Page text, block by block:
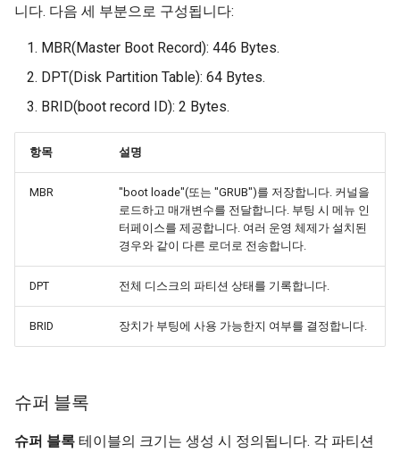
니다. 다음 세 부분으로 구성됩니다:
MBR(Master Boot Record): 446 Bytes.
DPT(Disk Partition Table): 64 Bytes.
BRID(boot record ID): 2 Bytes.
항목 설명
MBR
"boot loade"(또는 "GRUB")를 저장합니다. 커널을
로드하고 매개변수를 전달합니다. 부팅 시 메뉴 인
터페이스를 제공합니다. 여러 운영 체제가 설치된
경우와 같이 다른 로더로 전송합니다.
DPT 전체 디스크의 파티션 상태를 기록합니다.
BRID 장치가 부팅에 사용 가능한지 여부를 결정합니다.
슈퍼 블록
슈퍼 블록 테이블의 크기는 생성 시 정의됩니다. 각 파티션